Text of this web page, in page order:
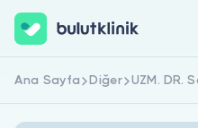
Hemen Kaydol
Ana Sayfa Diğer UZM. DR.